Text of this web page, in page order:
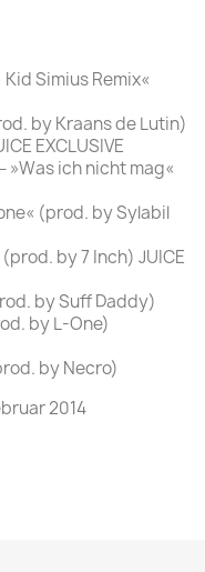
Simius Remix«
by Kraans de Lutin)
EXCLUSIVE
»Was ich nicht mag«
(prod. by Sylabil
by 7 Inch) JUICE
by Suff Daddy)
by L-One)
by Necro)
2014